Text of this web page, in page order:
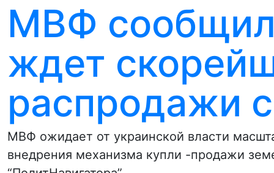
МВФ сообщил
ждет
распродажи
МВФ ожидает от украинской власти
внедрения механизма купли -продажи